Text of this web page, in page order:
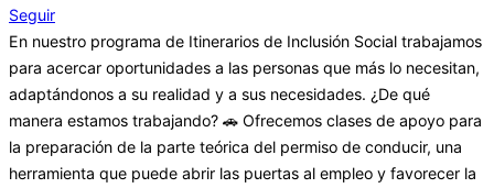
Seguir
En nuestro programa de Itinerarios de Inclusión Social trabajamos
para acercar oportunidades a las personas que más lo necesitan,
adaptándonos a su realidad y a sus necesidades. ¿De qué
manera estamos trabajando? 🚗 Ofrecemos clases de apoyo para
la preparación de la parte teórica del permiso de conducir, una
herramienta que puede abrir las puertas al empleo y favorecer la